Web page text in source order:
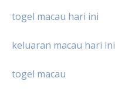
togel macau hari ini
keluaran macau hari ini
togel macau